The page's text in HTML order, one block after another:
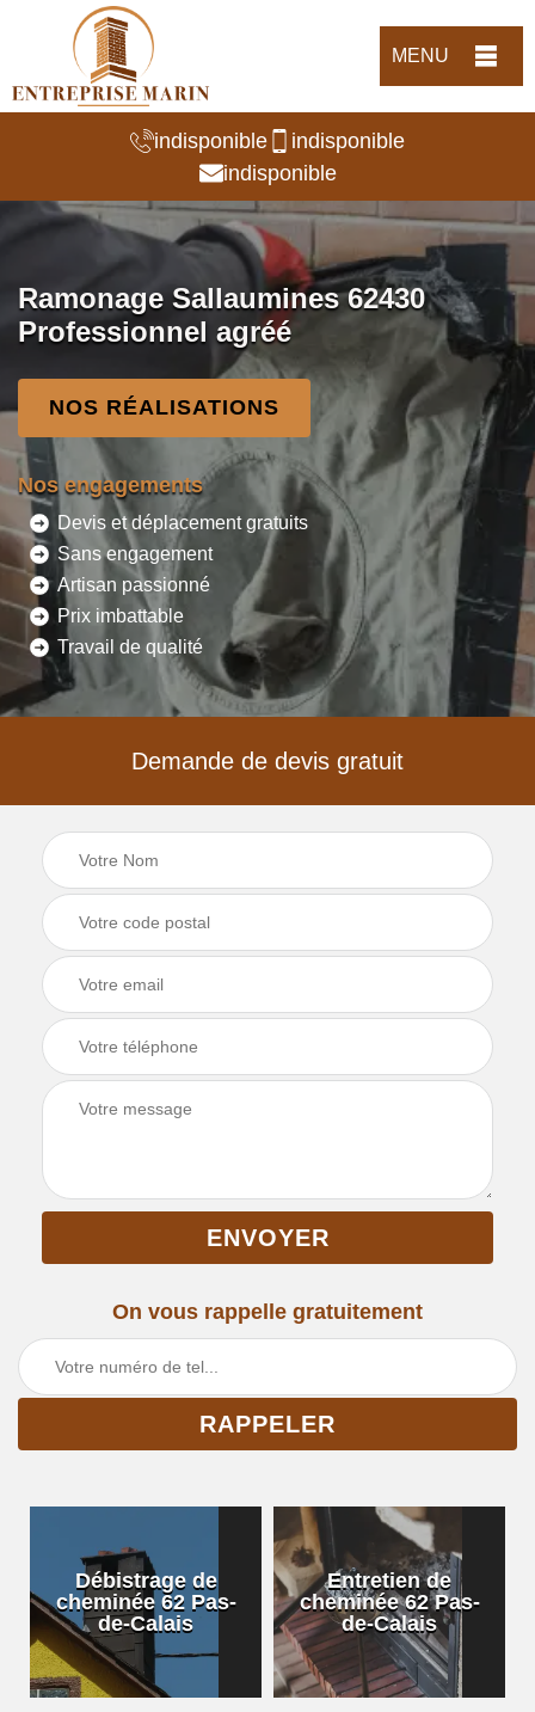
MENU
indisponible
indisponible
indisponible
Ramonage Sallaumines 62430
Professionnel agréé
NOS RÉALISATIONS
Nos engagements
Devis et déplacement gratuits
Sans engagement
Artisan passionné
Prix imbattable
Travail de qualité
Demande de devis gratuit
On vous rappelle gratuitement
Débistrage de
cheminée 62 Pas-
de-Calais
Entretien de
cheminée 62 Pas-
de-Calais